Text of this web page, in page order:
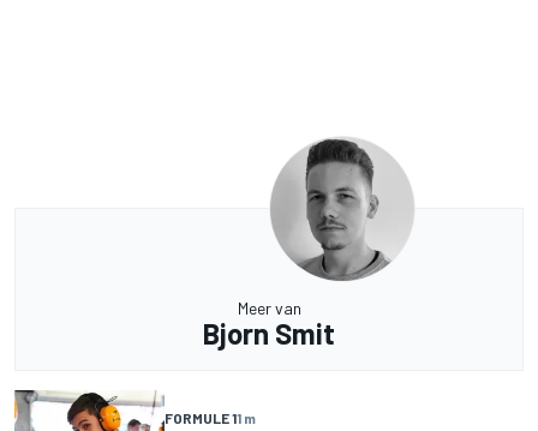
Meer van
Bjorn Smit
FORMULE 11 m